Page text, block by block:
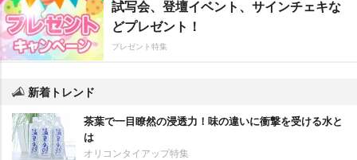
試写会、登壇イベント、サインチェキな
どプレゼント！
プレゼント特集
新着トレンド
茶葉で一目瞭然の浸透力！味の違いに衝撃を受ける水と
は
オリコンタイアップ特集